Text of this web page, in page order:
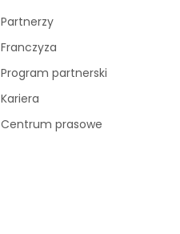
Partnerzy
Franczyza
Program partnerski
Kariera
Centrum prasowe